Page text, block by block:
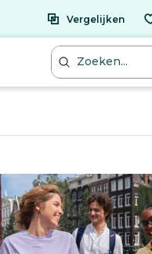
Vergelijken